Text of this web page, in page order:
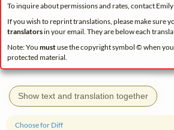
To inquire about permissions and rates, contact
If you wish to reprint translations, please make sure
translatorsin your email. They are below each
Note: You mustuse the copyright symbol © when
protected material.
Show text and translation together
Choose for Diff